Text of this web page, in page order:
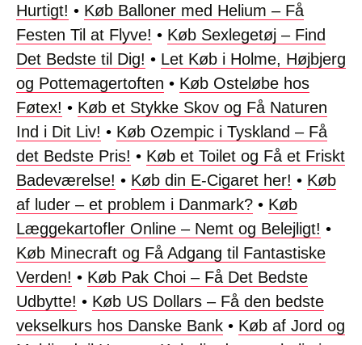
Hurtigt! • Køb Balloner med Helium – Få
Festen Til at Flyve! • Køb Sexlegetøj – Find
Det Bedste til Dig! • Let Køb i Holme, Højbjerg
og Pottemagertoften • Køb Osteløbe hos
Føtex! • Køb et Stykke Skov og Få Naturen
Ind i Dit Liv! • Køb Ozempic i Tyskland – Få
det Bedste Pris! • Køb et Toilet og Få et Friskt
Badeværelse! • Køb din E-Cigaret her! • Køb
af luder – et problem i Danmark? • Køb
Læggekartofler Online – Nemt og Belejligt! •
Køb Minecraft og Få Adgang til Fantastiske
Verden! • Køb Pak Choi – Få Det Bedste
Udbytte! • Køb US Dollars – Få den bedste
vekselkurs hos Danske Bank • Køb af Jord og